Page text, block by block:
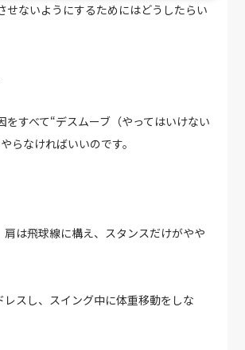
せないようにするためにはどうしたらい
をすべて“デスムーブ（やってはいけない
らなければいいのです。
肩は飛球線に構え、スタンスだけがやや
レスし、スイング中に体重移動をしな